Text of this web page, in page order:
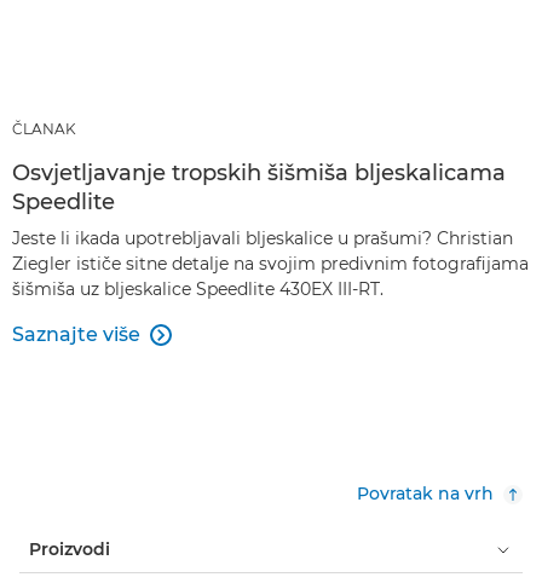
ČLANAK
Osvjetljavanje tropskih šišmiša bljeskalicama
Speedlite
Jeste li ikada upotrebljavali bljeskalice u prašumi? Christian
Ziegler ističe sitne detalje na svojim predivnim fotografijama
šišmiša uz bljeskalice Speedlite 430EX III-RT.
Saznajte više 
Povratak na vrh
Proizvodi